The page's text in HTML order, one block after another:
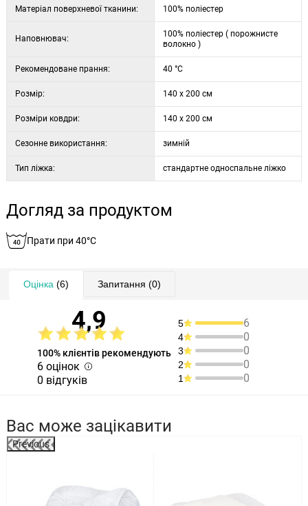
Матеріал поверхневої тканини: 100% поліестер
Наповнювач:
100% поліестер ( порожнисте
волокно )
Рекомендоване прання: 40 °C
Розмір: 140 x 200 см
Розміри ковдри: 140 x 200 см
Сезонне використання: зимній
Тип ліжка: стандартне односпальне ліжко
Догляд за продуктом
Прати при 40°C
Оцінка (6) Запитання (0)
4,9
100% клієнтів рекомендують
6 оцінок
0 відгуків
5 6
4 0
3 0
2 0
1 0
Вас може зацікавити
Previous